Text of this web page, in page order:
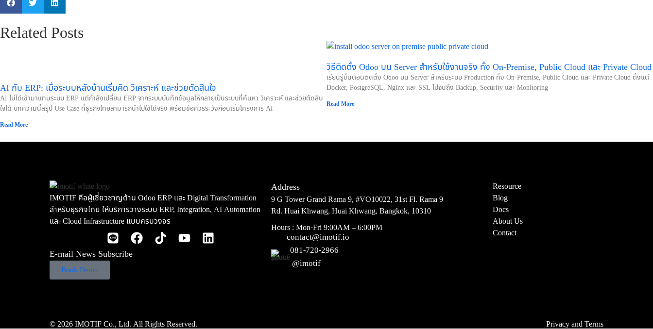
Related Posts
AI กับ ERP: เมื่อระบบหลังบ้านเริ่มคิด วิเคราะห์ และช่วยตัดสินใจ
AI ไม่ได้เข้ามาแทนระบบ ERP แต่กำลังเปลี่ยน ERP จากระบบบันทึกข้อมูลให้กลายเป็นระบบที่ค้นหา วิเคราะห์ และช่วยตัดสิน
ใจได้ บทความนี้สรุป Use Case ที่ธุรกิจไทยสามารถนำไปใช้ได้จริง พร้อมข้อควรระวังก่อนเริ่มโครงการ AI
Read More
วิธีติดตั้ง Odoo บน Server สำหรับใช้งานจริง ทั้ง On-Premise, Public Cloud และ Private Cloud
เรียนรู้ขั้นตอนติดตั้ง Odoo บน Server สำหรับระบบ Production ทั้ง On-Premise, Public Cloud และ Private Cloud ตั้งแต่
Docker, PostgreSQL, Nginx และ SSL ไปจนถึง Backup, Security และ Monitoring
Read More
IMOTIF คือผู้เชี่ยวชาญด้าน Odoo ERP และ Digital Transformation
สำหรับธุรกิจไทย ให้บริการวางระบบ ERP, Integration, AI Automation
และ Cloud Infrastructure แบบครบวงจร
E-mail News Subscribe
Book Demo
Address
9 G Tower Grand Rama 9, #VO10022, 31st Fl. Rama 9
Rd. Huai Khwang, Huai Khwang, Bangkok, 10310
Hours : Mon-Fri 9:00AM – 6:00PM
contact@imotif.io
081-720-2966
@imotif
Resource
Blog
Docs
About Us
Contact
© 2026 IMOTIF Co., Ltd. All Rights Reserved. Privacy and Terms